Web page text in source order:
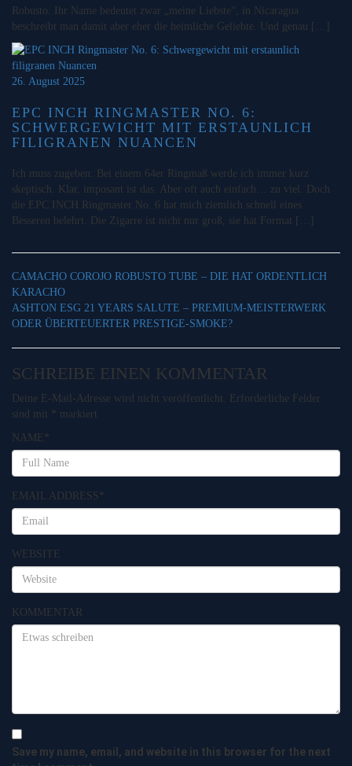
Robusto. Ihr Name bedeutet zwar „meine Liebste“, in Nicaragua
beschreibt man damit aber eher die heimliche Geliebte. Und genau […]
26. August 2025
EPC INCH RINGMASTER NO. 6:
SCHWERGEWICHT MIT ERSTAUNLICH
FILIGRANEN NUANCEN
Ich muss zugeben: Bei einem 64er Ringmaß werde ich immer kurz
skeptisch. Klar, imposant ist das. Aber oft auch einfach… zu viel. Doch
die EPC INCH Ringmaster No. 6 hat mich ziemlich schnell eines
Besseren belehrt. Die Zigarre ist nicht nur groß, sie hat Format […]
CAMACHO COROJO ROBUSTO TUBE – DIE HAT ORDENTLICH
KARACHO
ASHTON ESG 21 YEARS SALUTE – PREMIUM-MEISTERWERK
ODER ÜBERTEUERTER PRESTIGE-SMOKE?
SCHREIBE EINEN KOMMENTAR
Deine E-Mail-Adresse wird nicht veröffentlicht.
Erforderliche Felder
sind mit * markiert
NAME *
EMAIL ADDRESS*
WEBSITE
KOMMENTAR
Save my name, email, and website in this browser for the next